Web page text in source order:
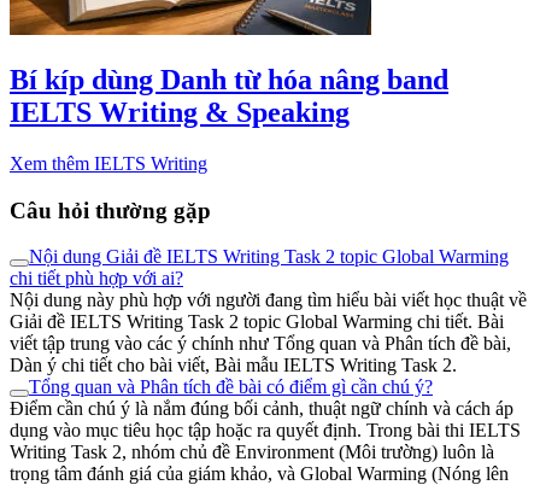
Bí kíp dùng Danh từ hóa nâng band
IELTS Writing & Speaking
Xem thêm IELTS Writing
Câu hỏi thường gặp
Nội dung Giải đề IELTS Writing Task 2 topic Global Warming
chi tiết phù hợp với ai?
Nội dung này phù hợp với người đang tìm hiểu bài viết học thuật về
Giải đề IELTS Writing Task 2 topic Global Warming chi tiết. Bài
viết tập trung vào các ý chính như Tổng quan và Phân tích đề bài,
Dàn ý chi tiết cho bài viết, Bài mẫu IELTS Writing Task 2.
Tổng quan và Phân tích đề bài có điểm gì cần chú ý?
Điểm cần chú ý là nắm đúng bối cảnh, thuật ngữ chính và cách áp
dụng vào mục tiêu học tập hoặc ra quyết định. Trong bài thi IELTS
Writing Task 2, nhóm chủ đề Environment (Môi trường) luôn là
trọng tâm đánh giá của giám khảo, và Global Warming (Nóng lên